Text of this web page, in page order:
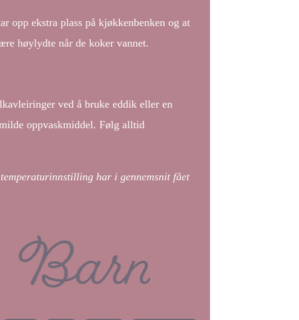
opp ekstra plass på kjøkkenbenken og at
høylydte når de koker vannet.
ved å bruke eddik eller en
oppvaskmiddel. Følg alltid
har i gennemsnit fået